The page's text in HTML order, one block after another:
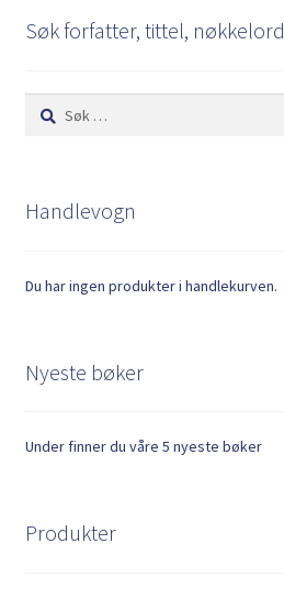
Søk forfatter, tittel, nøkkelord
Søk
etter:
Handlevogn
Du har ingen produkter i handlekurven.
Nyeste bøker
Under finner du våre 5 nyeste bøker
Produkter